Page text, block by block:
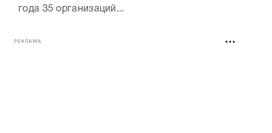
года 35 организаций...
РЕКЛАМА